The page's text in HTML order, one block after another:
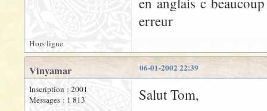
erreur
Hors ligne
06-01-2002 22:39
Vinyamar
Inscription : 2001
Messages : 1 813
Salut Tom,